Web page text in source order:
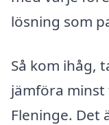
lösning som
Så kom ihåg,
jämföra
Fleninge. Det